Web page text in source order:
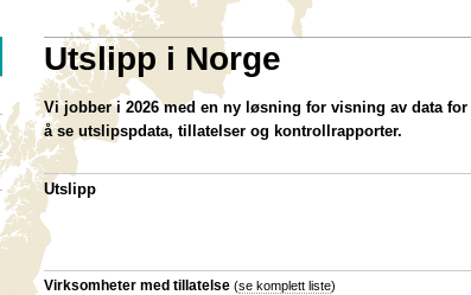
Utslipp i Norge
Vi jobber i 2026 med en ny løsning for visning av data
å se utslipspdata, tillatelser og kontrollrapporter.
Utslipp
Virksomheter med tillatelse (se komplett liste)